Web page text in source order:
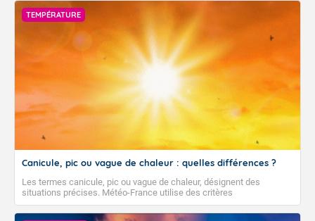
TEMPÉRATURE
Canicule, pic ou vague de chaleur : quelles différences ?
Les termes canicule, pic ou vague de chaleur, désignent des
situations précises. Météo-France utilise des critères
climatologiques pour évaluer et qualifier les épisodes de chaleur qui
peuvent avoir des impacts sanitaires et socio-économiques